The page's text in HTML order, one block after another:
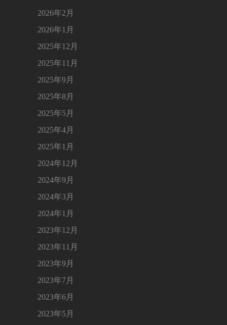
2026年2月
2026年1月
2025年12月
2025年11月
2025年9月
2025年8月
2025年5月
2025年4月
2025年1月
2024年12月
2024年9月
2024年3月
2024年1月
2023年12月
2023年11月
2023年9月
2023年7月
2023年6月
2023年5月